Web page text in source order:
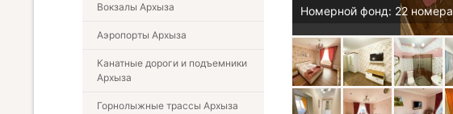
Номерной фонд: 22 номера
Вокзалы Архыза
Аэропорты Архыза
Канатные дороги и подъемники
Архыза
Горнолыжные трассы Архыза